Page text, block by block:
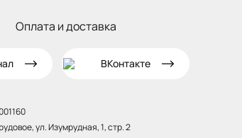
Оплата и доставка
ВКонтакте
ул. Изумрудная, 1, стр. 2